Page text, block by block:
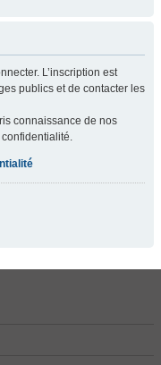
L’inscription est
publics et de contacter les
connaissance de nos